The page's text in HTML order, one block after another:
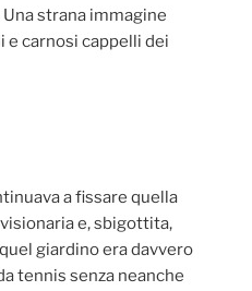
strana immagine
e carnosi cappelli dei
a fissare quella
e, sbigottita,
giardino era davvero
tennis senza neanche